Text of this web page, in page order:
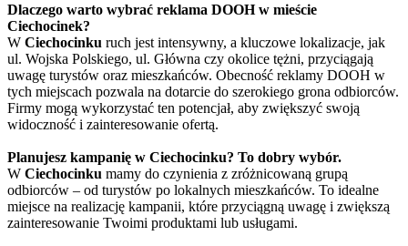
Dlaczego warto wybrać reklama DOOH w mieście
Ciechocinek?
W Ciechocinku ruch jest intensywny, a kluczowe lokalizacje, jak
ul. Wojska Polskiego, ul. Główna czy okolice tężni, przyciągają
uwagę turystów oraz mieszkańców. Obecność reklamy DOOH w
tych miejscach pozwala na dotarcie do szerokiego grona odbiorców.
Firmy mogą wykorzystać ten potencjał, aby zwiększyć swoją
widoczność i zainteresowanie ofertą.
Planujesz kampanię w Ciechocinku? To dobry wybór.
W Ciechocinku mamy do czynienia z zróżnicowaną grupą
odbiorców – od turystów po lokalnych mieszkańców. To idealne
miejsce na realizację kampanii, które przyciągną uwagę i zwiększą
zainteresowanie Twoimi produktami lub usługami.